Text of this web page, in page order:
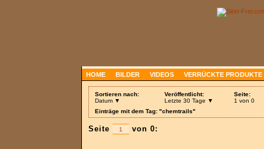
HOME BILDER VIDEOS VERRÜCKTE PRODUKTE
Sortieren nach:
Datum ▼
Veröffentlicht:
Letzte 30 Tage ▼
Seite:
1 von 0
Einträge mit dem Tag: "chemtrails"
Seite von 0: